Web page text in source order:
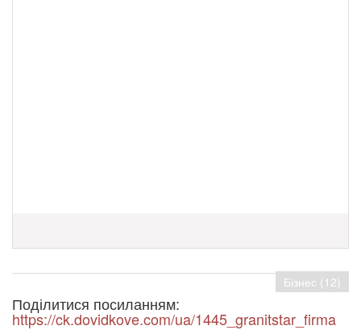
Бізнес (12)
Поділитися посиланням:
https://ck.dovidkove.com/ua/1445_granitstar_firma